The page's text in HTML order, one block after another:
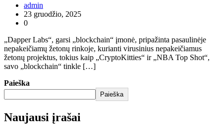
admin
23 gruodžio, 2025
0
„Dapper Labs“, garsi „blockchain“ įmonė, pripažinta pasaulinėje
nepakeičiamų žetonų rinkoje, kurianti virusinius nepakeičiamus
žetonų projektus, tokius kaip „CryptoKitties“ ir „NBA Top Shot“,
savo „blockchain“ tinkle […]
Paieška
Paieška
Naujausi įrašai